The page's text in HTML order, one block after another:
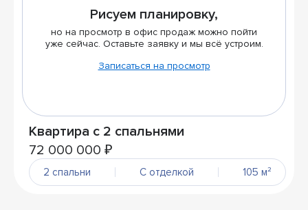
Рисуем планировку,
но на просмотр в офис продаж можно пойти
уже сейчас. Оставьте заявку и мы всё устроим.
Записаться на просмотр
Квартира с 2 спальнями
72 000 000 ₽
2 спальни С отделкой 105 м²